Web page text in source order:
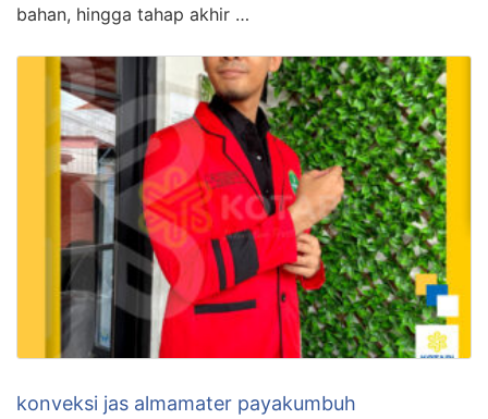
bahan, hingga tahap akhir …
konveksi jas almamater payakumbuh